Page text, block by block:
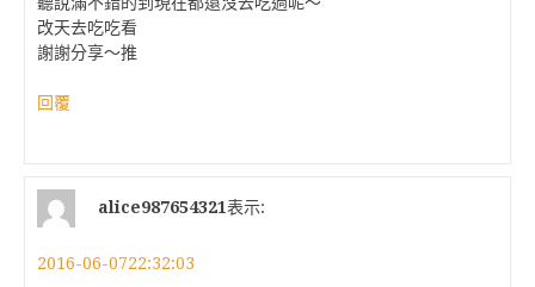
改天去吃吃看
謝謝分享～推
回覆
alice987654321表示:
2016-06-0722:32:03